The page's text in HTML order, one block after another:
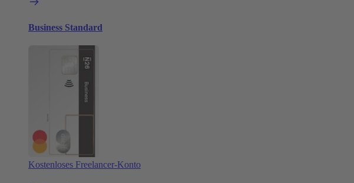
Business Standard
Kostenloses Freelancer-Konto